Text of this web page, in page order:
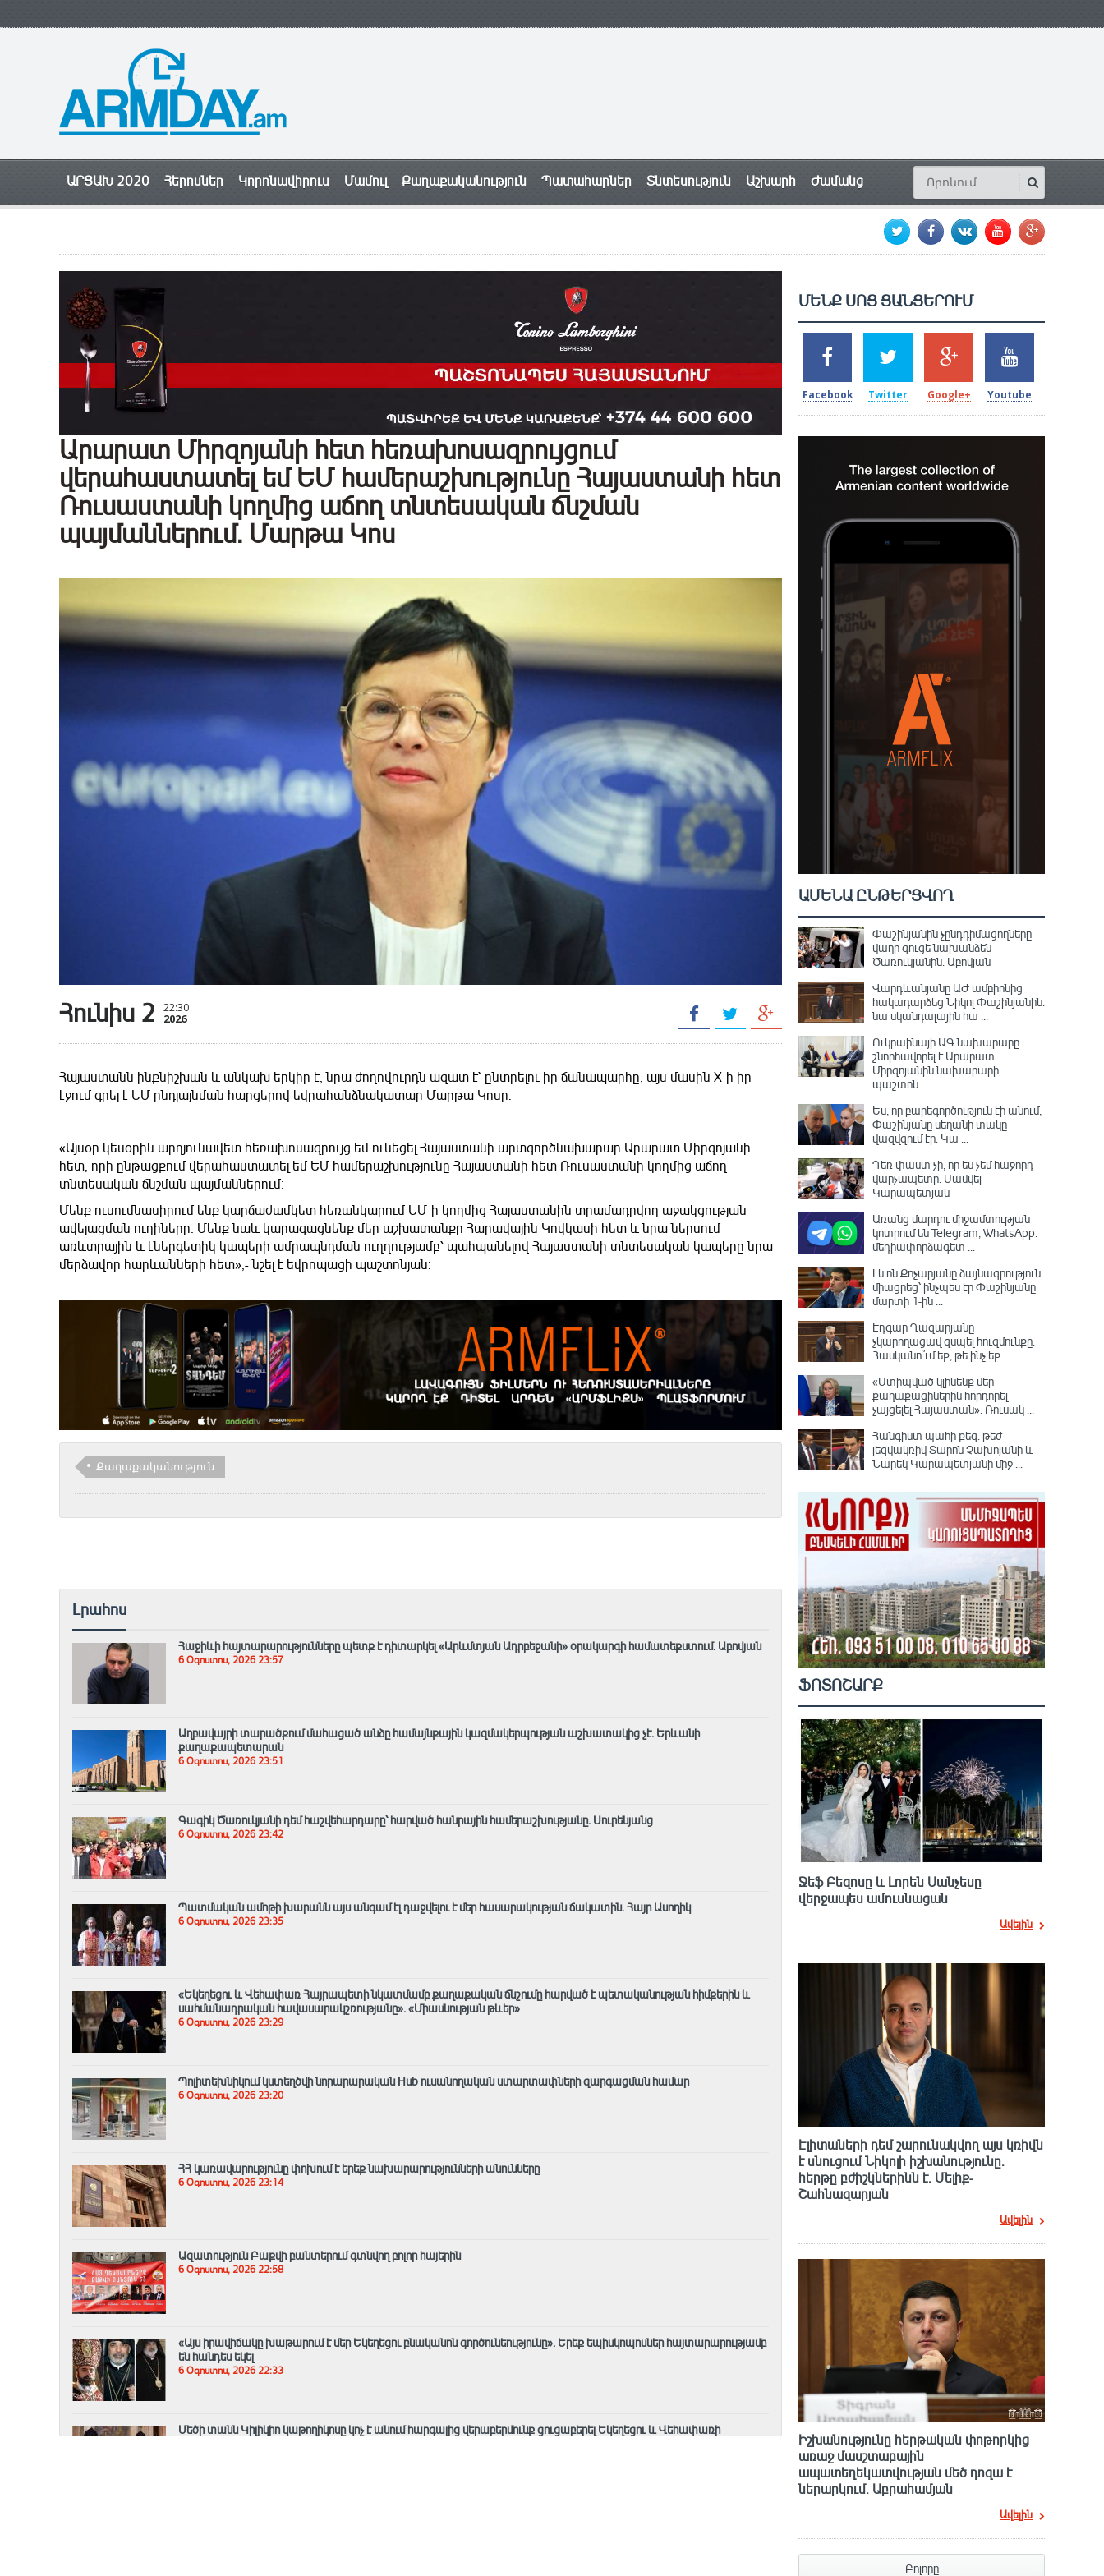
ԱՐՑԱԽ 2020 Հերոսներ Կորոնավիրուս Մամուլ Քաղաքականություն Պատահարներ Տնտեսություն Աշխարհ Ժամանց
Արարատ Միրզոյանի հետ հեռախոսազրույցում
վերահաստատել եմ ԵՄ համերաշխությունը Հայաստանի հետ
Ռուսաստանի կողմից աճող տնտեսական ճնշման
պայմաններում. Մարթա Կոս
Հունիս 2 22:30
2026
Հայաստանն ինքնիշխան և անկախ երկիր է, նրա ժողովուրդն ազատ է՝ ընտրելու իր ճանապարհը, այս մասին X-ի իր
էջում գրել է ԵՄ ընդլայնման հարցերով եվրահանձնակատար Մարթա Կոսը:
«Այսօր կեսօրին արդյունավետ հեռախոսազրույց եմ ունեցել Հայաստանի արտգործնախարար Արարատ Միրզոյանի
հետ, որի ընթացքում վերահաստատել եմ ԵՄ համերաշխությունը Հայաստանի հետ Ռուսաստանի կողմից աճող
տնտեսական ճնշման պայմաններում։
Մենք ուսումնասիրում ենք կարճաժամկետ հեռանկարում ԵՄ-ի կողմից Հայաստանին տրամադրվող աջակցության
ավելացման ուղիները։ Մենք նաև կարագացնենք մեր աշխատանքը Հարավային Կովկասի հետ և նրա ներսում
առևտրային և էներգետիկ կապերի ամրապնդման ուղղությամբ՝ պահպանելով Հայաստանի տնտեսական կապերը նրա
մերձավոր հարևանների հետ»,- նշել է եվրոպացի պաշտոնյան:
Քաղաքականություն
Լրահոս
Հաջիևի հայտարարությունները պետք է դիտարկել «Արևմտյան Ադրբեջանի» օրակարգի համատեքստում․ Աբովյան
6 Օգոստոս, 2026 23:57
Աղբավայրի տարածքում մահացած անձը համայնքային կազմակերպության աշխատակից չէ․ Երևանի
քաղաքապետարան
6 Օգոստոս, 2026 23:51
Գագիկ Ծառուկյանի դեմ հաշվեհարդարը՝ հարված հանրային համերաշխությանը. Սուրենյանց
6 Օգոստոս, 2026 23:42
Պատմական ամոթի խարանն այս անգամ էլ դաջվելու է մեր հասարակության ճակատին․ Հայր Ասողիկ
6 Օգոստոս, 2026 23:35
«Եկեղեցու և Վեհափառ Հայրապետի նկատմամբ քաղաքական ճնշումը հարված է պետականության հիմքերին և
սահմանադրական հավասարակշռությանը»․ «Միասնության թևեր»
6 Օգոստոս, 2026 23:29
Պոլիտեխնիկում կստեղծվի նորարարական Hub ուսանողական ստարտափների զարգացման համար
6 Օգոստոս, 2026 23:20
ՀՀ կառավարությունը փոխում է երեք նախարարությունների անունները
6 Օգոստոս, 2026 23:14
Ազատություն Բաքվի բանտերում գտնվող բոլոր հայերին
6 Օգոստոս, 2026 22:58
«Այս իրավիճակը խաթարում է մեր Եկեղեցու բնականոն գործունեությունը»․ Երեք եպիսկոպոսներ հայտարարությամբ
են հանդես եկել
6 Օգոստոս, 2026 22:33
Մեծի տանն Կիլիկիո կաթողիկոսը կոչ է անում հարգալից վերաբերմունք ցուցաբերել Եկեղեցու և Վեհափառի
ՄԵՆՔ ՍՈՑ ՑԱՆՑԵՐՈՒՄ
2k
SHARES
Facebook
1.5k
TWEETS
Twitter
203
SHARES
Google+
620
SHARES
Youtube
ԱՄԵՆԱ ԸՆԹԵՐՑՎՈՂ
Փաշինյանին չընդդիմացողները
վաղը գուցե նախանձեն
Ծառուկյանին. Աբովյան
Վարդևանյանը ԱԺ ամբիոնից
հակադարձեց Նիկոլ Փաշինյանին․
նա սկանդալային հա ...
Ուկրաինայի ԱԳ նախարարը
շնորհավորել է Արարատ
Միրզոյանին նախարարի
պաշտոն ...
Ես, որ բարեգործություն էի անում,
Փաշինյանը սեղանի տակը
վազվզում էր․ Կա ...
Դեռ փաստ չի, որ ես չեմ հաջորդ
վարչապետը․ Սամվել
Կարապետյան
Առանց մարդու միջամտության
կոտրում են Telegram, WhatsApp․
մեդիափորձագետ ...
Լևոն Քոչարյանը ձայնագրություն
միացրեց՝ ինչպես էր Փաշինյանը
մարտի 1-ին ...
Էդգար Ղազարյանը
չկարողացավ զսպել հուզմունքը.
Հասկանո՞ւմ եք, թե ինչ եք ...
«Ստիպված կլինենք մեր
քաղաքացիներին հորդորել
չայցելել Հայաստան»․ Ռուսակ ...
Հանգիստ պահի քեզ. թեժ
լեզվակռիվ Տարոն Չախոյանի և
Նարեկ Կարապետյանի միջ ...
ՖՈՏՈՇԱՐՔ
Ջեֆ Բեզոսը և Լորեն Սանչեսը
վերջապես ամուսնացան
Ավելին
Էլիտաների դեմ շարունակվող այս կռիվն
է սնուցում Նիկոլի իշխանությունը.
հերթը բժիշկներինն է. Մելիք-
Շահնազարյան
Ավելին
Իշխանությունը հերթական փոթորկից
առաջ մասշտաբային
ապատեղեկատվության մեծ դnզա է
ներարկում․ Աբրահամյան
Ավելին
Բոլորը